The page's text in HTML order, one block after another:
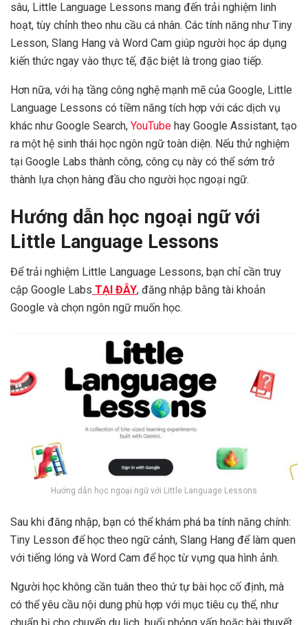
sâu, Little Language Lessons mang đến trải nghiệm linh
hoạt, tùy chỉnh theo nhu cầu cá nhân. Các tính năng như Tiny
Lesson, Slang Hang và Word Cam giúp người học áp dụng
kiến thức ngay vào thực tế, đặc biệt là trong giao tiếp.
Hơn nữa, với hạ tầng công nghệ mạnh mẽ của Google, Little
Language Lessons có tiềm năng tích hợp với các dịch vụ
khác như Google Search, YouTube hay Google Assistant, tạo
ra một hệ sinh thái học ngôn ngữ toàn diện. Nếu thử nghiệm
tại Google Labs thành công, công cụ này có thể sớm trở
thành lựa chọn hàng đầu cho người học ngoại ngữ.
Hướng dẫn học ngoại ngữ với
Little Language Lessons
Để trải nghiệm Little Language Lessons, bạn chỉ cần truy
cập Google Labs TẠI ĐÂY, đăng nhập bằng tài khoản
Google và chọn ngôn ngữ muốn học.
Hướng dẫn học ngoại ngữ với Little Language Lessons
Sau khi đăng nhập, bạn có thể khám phá ba tính năng chính:
Tiny Lesson để học theo ngữ cảnh, Slang Hang để làm quen
với tiếng lóng và Word Cam để học từ vựng qua hình ảnh.
Người học không cần tuân theo thứ tự bài học cố định, mà
có thể yêu cầu nội dung phù hợp với mục tiêu cụ thể, như